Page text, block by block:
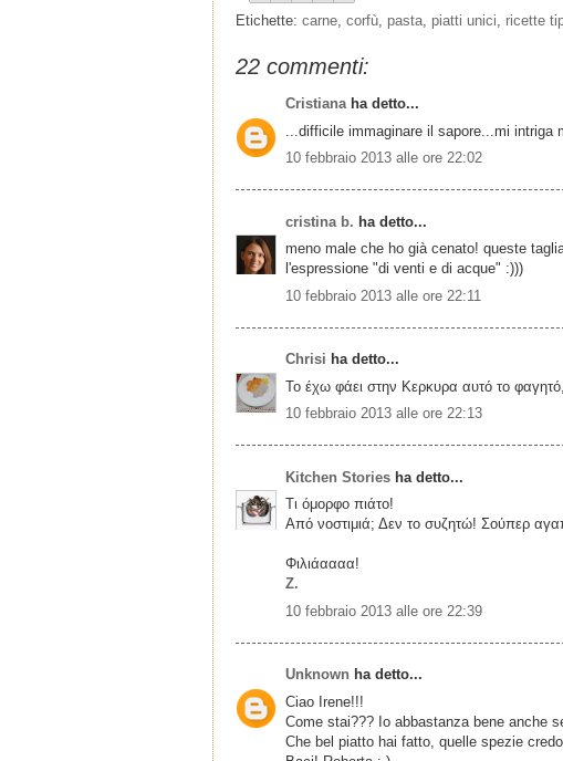
Etichette: carne, corfù, pasta, piatti unici, ricette
22 commenti:
Cristianaha detto...
...difficile immaginare il sapore...mi intriga
10 febbraio 2013 alle ore 22:02
cristina b. ha detto...
meno male che ho già cenato! queste
l'espressione "di venti e di acque" :)))
10 febbraio 2013 alle ore 22:11
Chrisi ha detto...
Το έχω φάει στην Κερκυρα αυτό το
10 febbraio 2013 alle ore 22:13
Kitchen Stories ha detto...
Τι όμορφο πιάτο!
Από νοστιμιά; Δεν το συζητώ! Σούπερ
Φιλιάαααα!
Z.
10 febbraio 2013 alle ore 22:39
Unknown ha detto...
Ciao Irene!!!
Come stai??? Io abbastanza bene anche
Che bel piatto hai fatto, quelle spezie